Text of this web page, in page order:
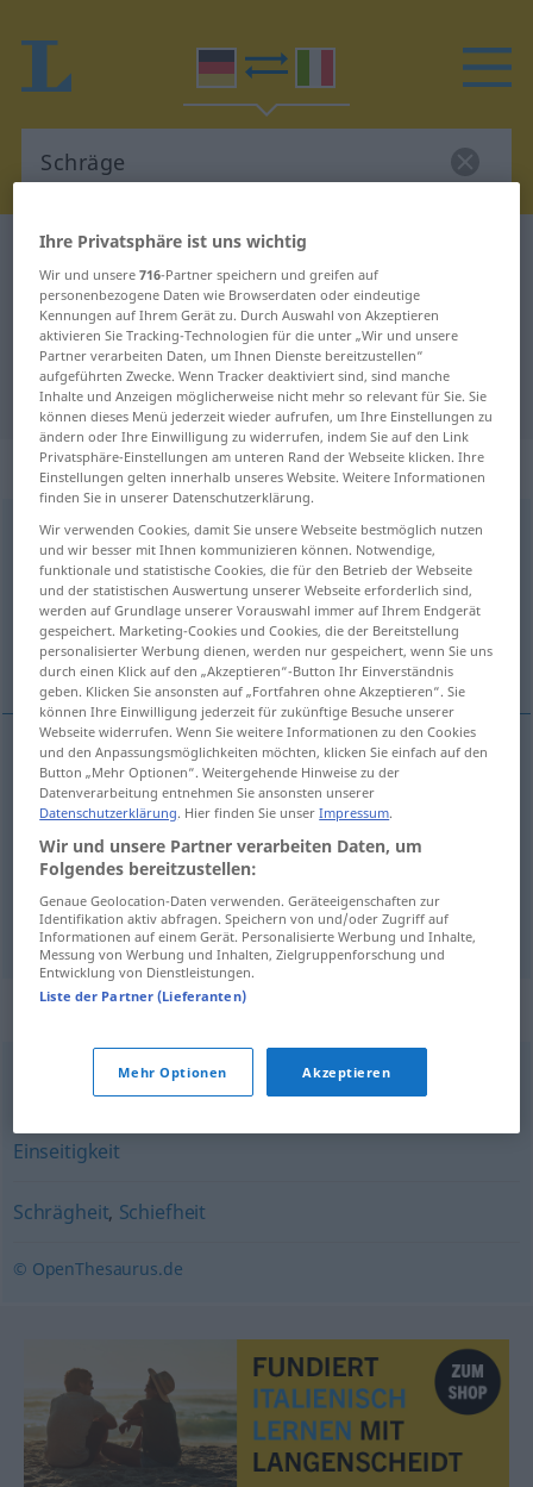
Deutsch-Italienisch Wörterbuch
Deutsch-Italienisch Übersetzung
für "Schräge"
"Schräge" Italienisch Übersetzung
„Schräge“: Femininum
Schrägef <-;-n>
Übersicht aller Übersetzungen
(Für mehr Details die Übersetzung anklicken/antippen)
obliquità, inclinazione piano inclinato
obliquitàf Schräge schräge Beschaffenheit
inclinazionef Schräge schräge Beschaffenheit
pianominclinato Schrägeschräge Fläche
Synonyme für "Schräge"
Abschrägung,Fase,Schrägkante
Einseitigkeit
Schrägheit, Schiefheit
© OpenThesaurus.de
Ihre Privatsphäre ist uns wichtig
Wir und unsere716-Partner speichern und greifen auf
personenbezogene Daten wie Browserdaten oder eindeutige
Kennungen auf Ihrem Gerät zu. Durch Auswahl von Akzeptieren
aktivieren Sie Tracking-Technologien für die unter „Wir und unsere
Partner verarbeiten Daten, um Ihnen Dienste bereitzustellen“
aufgeführten Zwecke. Wenn Tracker deaktiviert sind, sind manche
Inhalte und Anzeigen möglicherweise nicht mehr so relevant für Sie. Sie
können dieses Menü jederzeit wieder aufrufen, um Ihre Einstellungen zu
ändern oder Ihre Einwilligung zu widerrufen, indem Sie auf den Link
Privatsphäre-Einstellungen am unteren Rand der Webseite klicken. Ihre
Einstellungen gelten innerhalb unseres Website. Weitere Informationen
finden Sie in unserer Datenschutzerklärung.
Wir verwenden Cookies, damit Sie unsere Webseite bestmöglich nutzen
und wir besser mit Ihnen kommunizieren können. Notwendige,
funktionale und statistische Cookies, die für den Betrieb der Webseite
und der statistischen Auswertung unserer Webseite erforderlich sind,
werden auf Grundlage unserer Vorauswahl immer auf Ihrem Endgerät
gespeichert. Marketing-Cookies und Cookies, die der Bereitstellung
personalisierter Werbung dienen, werden nur gespeichert, wenn Sie uns
durch einen Klick auf den „Akzeptieren“-Button Ihr Einverständnis
geben. Klicken Sie ansonsten auf „Fortfahren ohne Akzeptieren“. Sie
können Ihre Einwilligung jederzeit für zukünftige Besuche unserer
Webseite widerrufen. Wenn Sie weitere Informationen zu den Cookies
und den Anpassungsmöglichkeiten möchten, klicken Sie einfach auf den
Button „Mehr Optionen“. Weitergehende Hinweise zu der
Datenverarbeitung entnehmen Sie ansonsten unserer
Datenschutzerklärung. Hier finden Sie unserImpressum.
Wir und unsere Partner verarbeiten Daten, um
Folgendes bereitzustellen:
Genaue Geolocation-Daten verwenden. Geräteeigenschaften zur
Identifikation aktiv abfragen. Speichern von und/oder Zugriff auf
Informationen auf einem Gerät. Personalisierte Werbung und Inhalte,
Messung von Werbung und Inhalten, Zielgruppenforschung und
Entwicklung von Dienstleistungen.
Liste der Partner (Lieferanten)
Mehr Optionen Akzeptieren